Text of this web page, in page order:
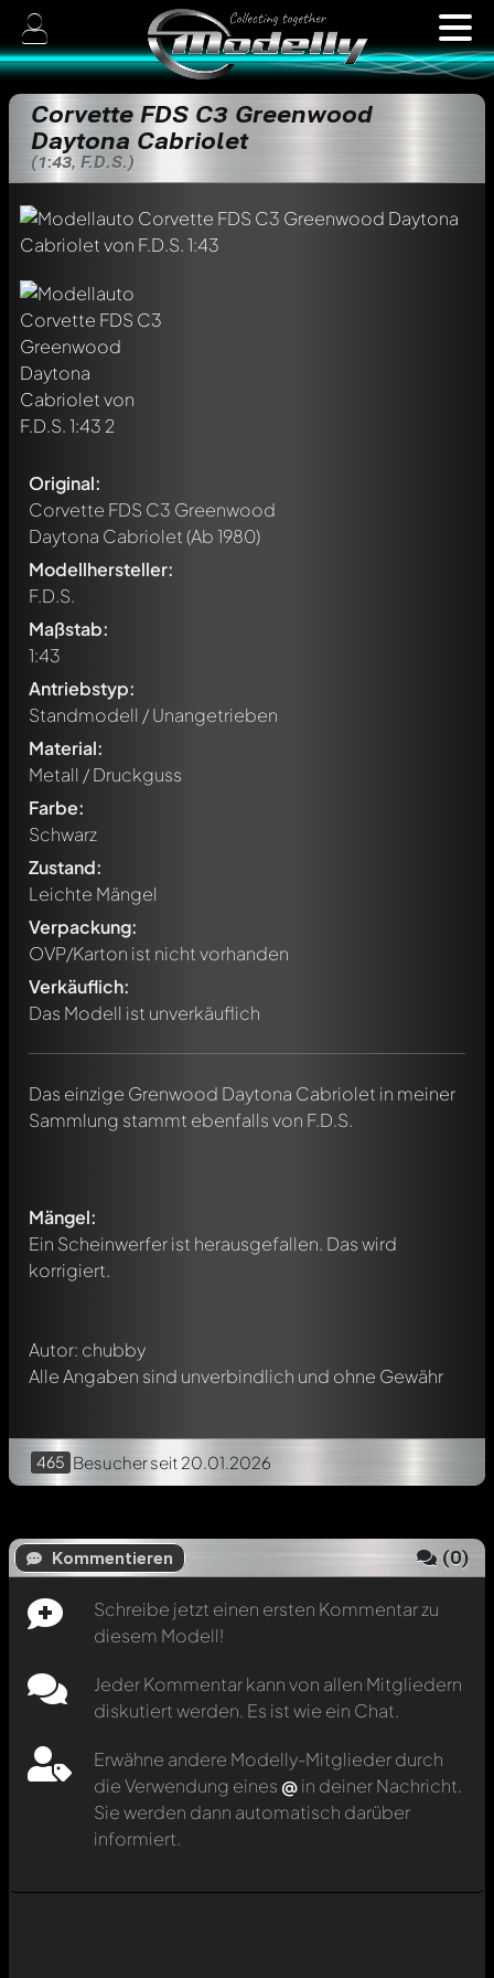
Corvette FDS C3 Greenwood
Daytona Cabriolet
(1:43, F.D.S.)
Original:
Corvette FDS C3 Greenwood
Daytona Cabriolet(Ab 1980)
Modellhersteller:
F.D.S.
Maßstab:
1:43
Antriebstyp:
Standmodell / Unangetrieben
Material:
Metall / Druckguss
Farbe:
Schwarz
Zustand:
Leichte Mängel
Verpackung:
OVP/Karton ist nicht vorhanden
Verkäuflich:
Das Modell ist unverkäuflich
Das einzige Grenwood Daytona Cabriolet in meiner
Sammlung stammt ebenfalls von F.D.S.
Mängel:
Ein Scheinwerfer ist herausgefallen. Das wird
korrigiert.
Autor: chubby
Alle Angaben sind unverbindlich und ohne Gewähr
465 Besucherseit 20.01.2026
Kommentieren (0)
Schreibe jetzt einen ersten Kommentar zu
diesem Modell!
Jeder Kommentar kann von allen Mitgliedern
diskutiert werden. Es ist wie ein Chat.
Erwähne andere Modelly-Mitglieder durch
die Verwendung eines @in deiner Nachricht.
Sie werden dann automatisch darüber
informiert.
werden. Es ist wie ein Chat.
Erwähne andere Modelly-Mitglieder durch die
Verwendung eines
in deiner Nachricht. Sie werden dann
automatisch darüber informiert.